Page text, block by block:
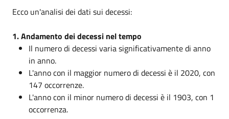
Ecco un'analisi dei dati sui decessi:
1. Andamento dei decessi nel tempo
Il numero di decessi varia significativamente di anno
in anno.
L'anno con il maggior numero di decessi è il 2020, con
147 occorrenze.
L'anno con il minor numero di decessi è il 1903, con 1
occorrenza.